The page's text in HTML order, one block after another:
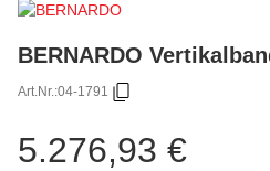
BERNARDO
Art.Nr.:04-1791
5.276,93 €